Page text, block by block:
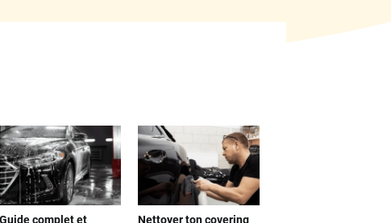
Guide complet et
Nettoyer ton covering